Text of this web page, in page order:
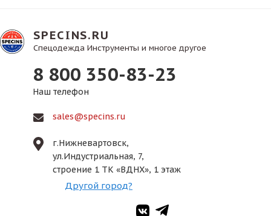
SPECINS.RU
Спецодежда Инструменты и многое другое
8 800 350-83-23
Наш телефон
sales@specins.ru
г.Нижневартовск,
ул.Индустриальная, 7,
строение 1 ТК «ВДНХ», 1 этаж
Другой город?